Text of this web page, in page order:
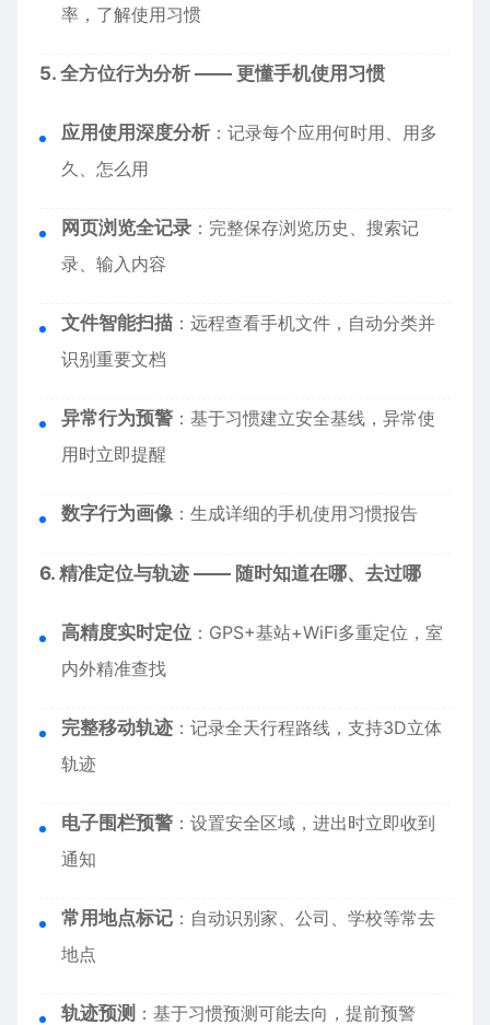
率，了解使用习惯
5. 全方位行为分析 —— 更懂手机使用习惯
应用使用深度分析 ：记录每个应用何时用、用多
久、怎么用
网页浏览全记录 ：完整保存浏览历史、搜索记
录、输入内容
文件智能扫描 ：远程查看手机文件，自动分类并
识别重要文档
异常行为预警 ：基于习惯建立安全基线，异常使
用时立即提醒
数字行为画像：生成详细的手机使用习惯报告
6. 精准定位与轨迹 —— 随时知道在哪、去过哪
高精度实时定位 ：GPS+基站+WiFi多重定位，室
内外精准查找
完整移动轨迹 ：记录全天行程路线，支持3D立体
轨迹
电子围栏预警 ：设置安全区域，进出时立即收到
通知
常用地点标记 ：自动识别家、公司、学校等常去
地点
轨迹预测 ：基于习惯预测可能去向，提前预警